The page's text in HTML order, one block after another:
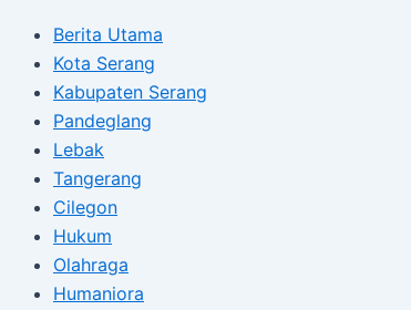
Berita Utama
Kota Serang
Kabupaten Serang
Pandeglang
Lebak
Tangerang
Cilegon
Hukum
Olahraga
Humaniora